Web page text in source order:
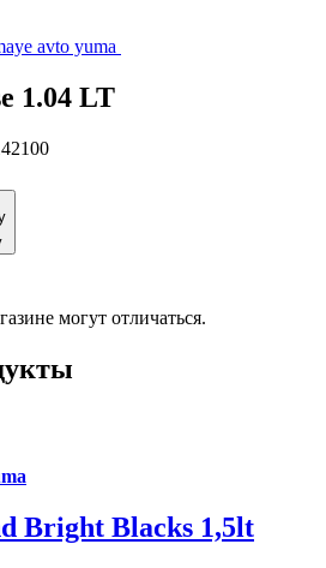
avto yuma
1.04 LT
могут отличаться.
Bright Blacks 1,5lt